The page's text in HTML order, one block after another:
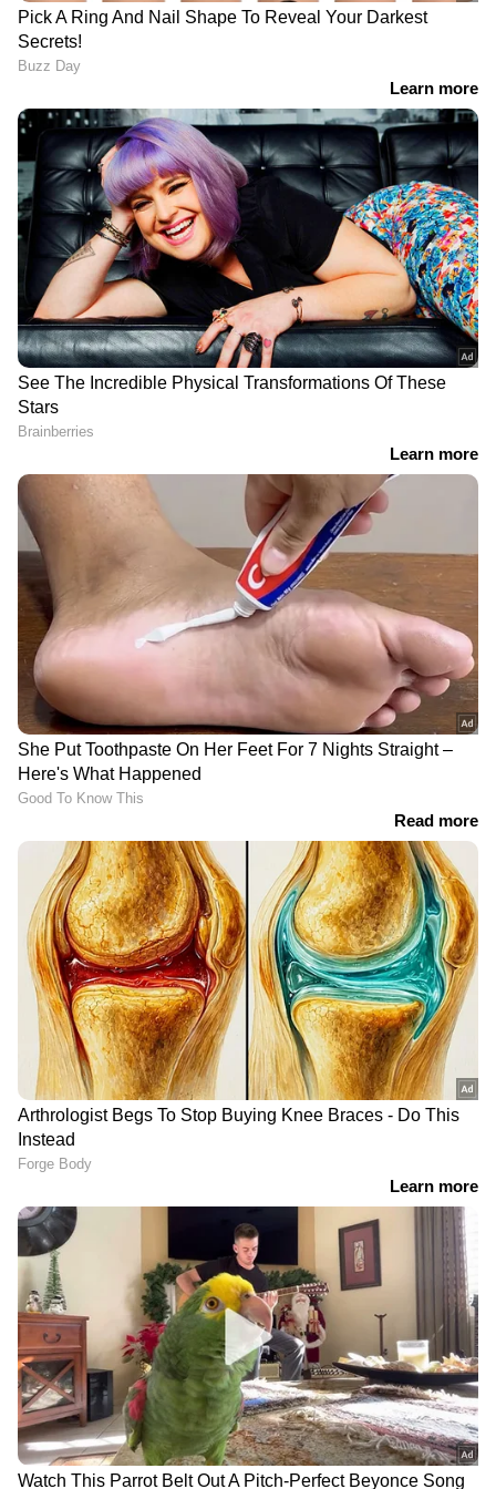
DOWNLOAD APP
RECOMMENDED STORIES
മാലിദ്വീപിനെ വെല്ലാന്‍
ലക്ഷദ്വീപ്; യാത്രാസമയം
മണിക്കൂറുകൾ കുറയും,
കൂടുതല്‍ ദ്വീപുകളിലേക്ക്
സീപ്ലെയിന്‍ വരുന്നു
ഇന്ത്യ- യുഎസ് വ്യാപാര
ചര്‍ച്ചകള്‍ നിര്‍ണായക
ഘട്ടത്തിലേക്ക്;
അമേരിക്കന്‍ പ്രതിനിധി
സംഘം ഉടന്‍
ഇന്ത്യയിലെത്തും
സാക്ഷാൽ വെള്ളിക്ക് വരെ
വ്യാജൻ! വാങ്ങുമ്പോൾ
സൂക്ഷിക്കണം,
ഉപഭോക്താക്കൾക്ക്
മുന്നറിയിപ്പ്;
ഹാള്‍മാര്‍ക്കിങ്
കര്‍ശനമാക്കണമെന്ന്
ആവശ്യം
പുതിയ നീക്കവുമായി
കേന്ദ്ര സര്‍ക്കാര്‍, ഇന്ധന
ഇറക്കുമതി കുറയ്ക്കുക
ലക്ഷ്യം; രാജ്യത്തെ വിവിധ
ഭാഗങ്ങളില്‍ പുതിയ 3ഡി
സീസ്മിക് സര്‍വേ നടത്തും
LATEST VIDEOS
ജന്തർ മന്തർ എന്തുകൊണ്ട്
അടച്ചുപൂട്ടുന്നില്ലെന്ന് ചോദ്യവുമായി
ദില്ലി ഹൈക്കോടതി